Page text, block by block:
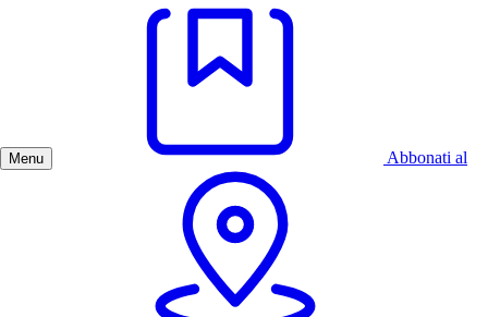
Menu Abbonati al